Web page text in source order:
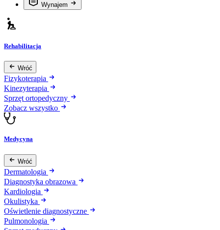
Wynajem
Rehabilitacja
Wróć
Fizykoterapia
Kinezyterapia
Sprzęt ortopedyczny
Zobacz wszystko
Medycyna
Wróć
Dermatologia
Diagnostyka obrazowa
Kardiologia
Okulistyka
Oświetlenie diagnostyczne
Pulmonologia